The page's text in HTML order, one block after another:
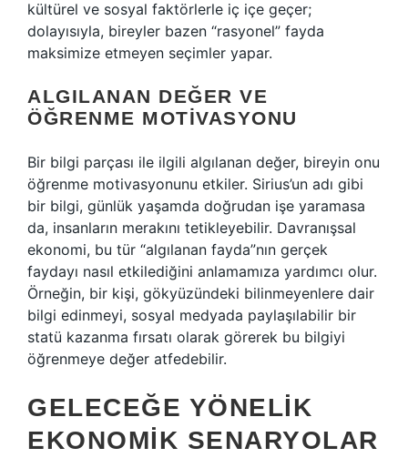
kültürel ve sosyal faktörlerle iç içe geçer;
dolayısıyla, bireyler bazen “rasyonel” fayda
maksimize etmeyen seçimler yapar.
ALGILANAN DEĞER VE
ÖĞRENME MOTIVASYONU
Bir bilgi parçası ile ilgili algılanan değer, bireyin onu
öğrenme motivasyonunu etkiler. Sirius’un adı gibi
bir bilgi, günlük yaşamda doğrudan işe yaramasa
da, insanların merakını tetikleyebilir. Davranışsal
ekonomi, bu tür “algılanan fayda”nın gerçek
faydayı nasıl etkilediğini anlamamıza yardımcı olur.
Örneğin, bir kişi, gökyüzündeki bilinmeyenlere dair
bilgi edinmeyi, sosyal medyada paylaşılabilir bir
statü kazanma fırsatı olarak görerek bu bilgiyi
öğrenmeye değer atfedebilir.
GELECEĞE YÖNELIK
EKONOMIK SENARYOLAR